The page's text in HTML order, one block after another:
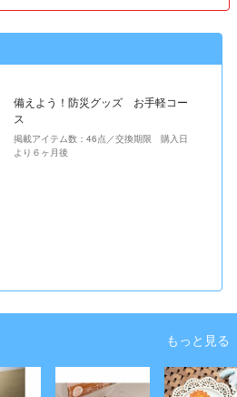
備えよう！防災グッズ お手軽コー
ス
掲載アイテム数：46点／交換期限 購入日
より６ヶ月後
もっと見る